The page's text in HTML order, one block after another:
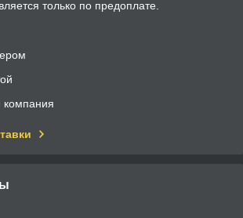
только по предоплате.
компания